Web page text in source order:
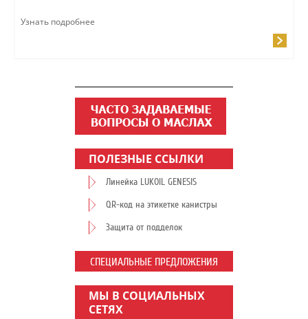
Узнать подробнее
ПОЛЕЗНЫЕ ССЫЛКИ
Линейка LUKOIL GENESIS
QR-код на этикетке канистры
Защита от подделок
СПЕЦИАЛЬНЫЕ ПРЕДЛОЖЕНИЯ
МЫ В СОЦИАЛЬНЫХ
СЕТЯХ